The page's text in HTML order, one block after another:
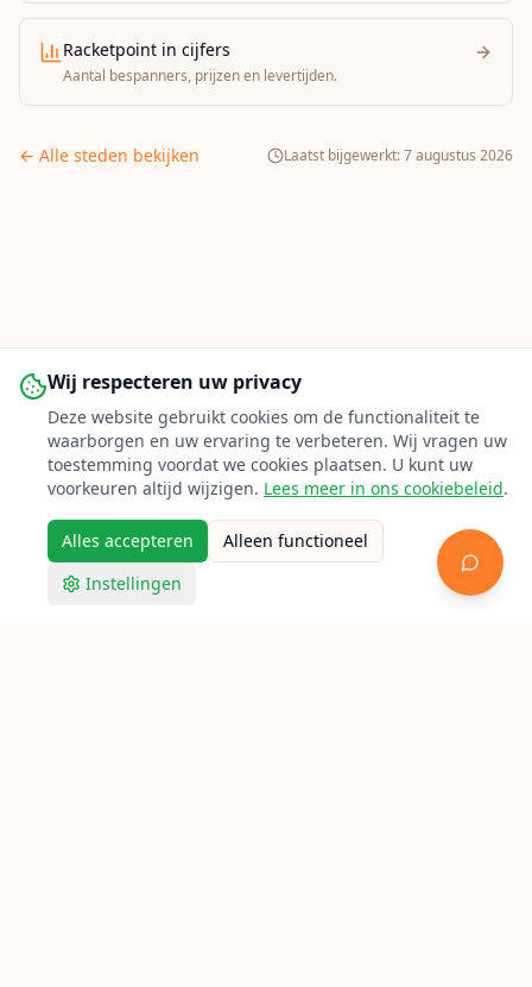
Racketpoint in cijfers
Aantal bespanners, prijzen en levertijden.
← Alle steden bekijken Laatst bijgewerkt:7 augustus 2026
Wij respecteren uw privacy
Deze website gebruikt cookies om de functionaliteit te
waarborgen en uw ervaring te verbeteren. Wij vragen uw
toestemming voordat we cookies plaatsen. U kunt uw
voorkeuren altijd wijzigen. Lees meer in ons cookiebeleid.
Alles accepteren
Alleen functioneel
Instellingen